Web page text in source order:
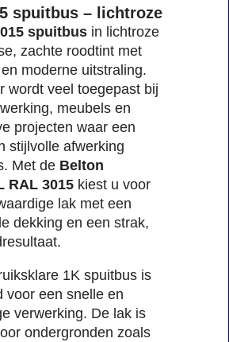
spuitbus – lichtroze
spuitbus in lichtroze
zachte roodtint met
moderne uitstraling.
wordt veel toegepast bij
meubels en
projecten waar een
stijlvolle afwerking
Met de Belton
RAL 3015 kiest u voor
lak met een
dekking en een strak,
1K spuitbus is
voor een snelle en
verwerking. De lak is
ondergronden zoals